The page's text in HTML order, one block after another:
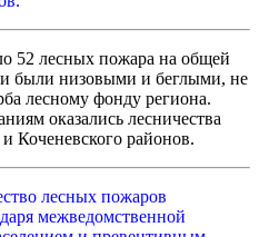
52 лесных пожара на общей
были низовыми и беглыми, не
лесному фонду региона.
оказались лесничества
Коченевского районов.
лесных пожаров
межведомственной